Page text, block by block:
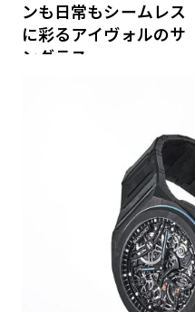
ンも日常もシームレス
に彩るアイヴォルのサ
ングラス